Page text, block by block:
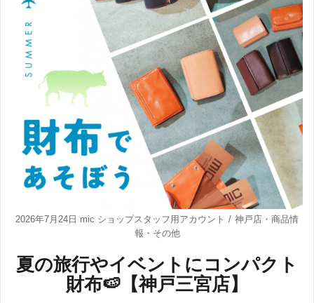
2026年7月24日 mic ショップスタッフ用アカウント 神戸店 ・ 商品情
報 ・ その他
夏の旅行やイベントにコンパクト
財布🍉【神戸三宮店】